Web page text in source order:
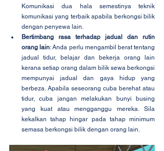
Komunikasi dua hala semestinya teknik
komunikasi yang terbaik apabila berkongsi bilik
dengan penyewa lain.
Bertimbang rasa terhadap jadual dan rutin
orang lain: Anda perlu mengambil berat tentang
jadual tidur, belajar dan bekerja orang lain
kerana setiap orang dalam bilik sewa berkongsi
mempunyai jadual dan gaya hidup yang
berbeza. Apabila seseorang cuba berehat atau
tidur, cuba jangan melakukan bunyi busing
yang kuat atau mengganggu mereka. Sila
kekalkan tahap hingar pada tahap minimum
semasa berkongsi bilik dengan orang lain.